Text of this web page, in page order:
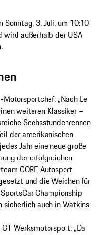
Sonntag, 3. Juli, um 10:10
wird außerhalb der USA
Motorsportchef: „Nach Le
weiteren Klassiker –
Sechsstundenrennen
der amerikanischen
Jahr eine neue große
der erfolgreichen
CORE Autosport
und die Weichen für
Championship
auch in Watkins
Werksmotorsport: „Da